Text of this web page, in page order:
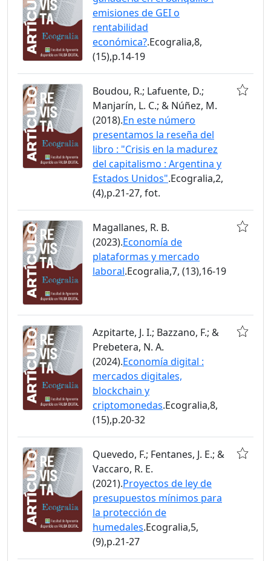
emisiones de GEI o
rentabilidad
económica?.Ecogralia,8,
(15),p.14-19
Boudou, R.; Lafuente, D.;
Manjarín, L. C.; & Núñez, M.
(2018).En este número
presentamos la reseña del
libro : "Crisis en la madurez
del capitalismo : Argentina y
Estados Unidos".Ecogralia,2,
(4),p.21-27, fot.
Magallanes, R. B.
(2023).Economía de
plataformas y mercado
laboral.Ecogralia,7, (13),16-19
Azpitarte, J. I.; Bazzano, F.; &
Prebetera, N. A.
(2024).Economía digital :
mercados digitales,
blockchain y
criptomonedas.Ecogralia,8,
(15),p.20-32
Quevedo, F.; Fentanes, J. E.; &
Vaccaro, R. E.
(2021).Proyectos de ley de
presupuestos mínimos para
la protección de
humedales.Ecogralia,5,
(9),p.21-27